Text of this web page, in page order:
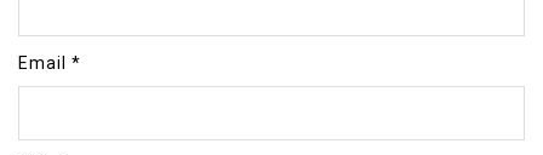
Email *